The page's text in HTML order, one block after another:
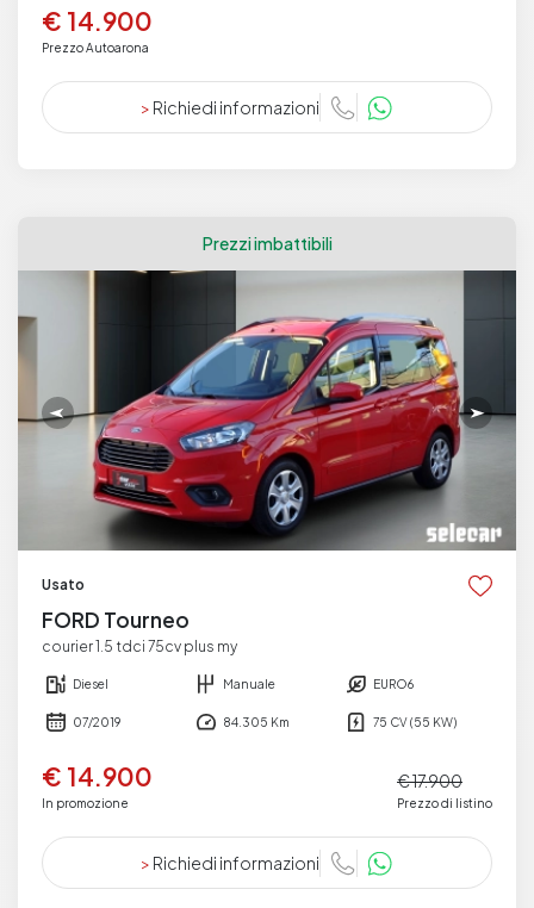
€ 14.900
Prezzo Autoarona
> Richiedi informazioni
Prezzi imbattibili
Usato
FORD Tourneo
courier 1.5 tdci 75cv plus my
Diesel Manuale EURO6
07/2019 84.305 Km 75 CV (55 KW)
€ 14.900
In promozione
€ 17.900
Prezzo di listino
> Richiedi informazioni